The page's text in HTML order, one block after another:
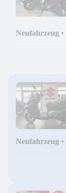
Neufahrzeug •
Neufahrzeug •